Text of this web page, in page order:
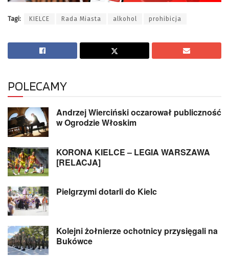
Tagi: KIELCE Rada Miasta alkohol prohibicja
POLECAMY
Andrzej Wierciński oczarował publiczność
w Ogrodzie Włoskim
KORONA KIELCE – LEGIA WARSZAWA
[RELACJA]
Pielgrzymi dotarli do Kielc
Kolejni żołnierze ochotnicy przysięgali na
Bukówce